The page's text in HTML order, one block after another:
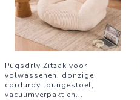
Pugsdrly Zitzak voor
volwassenen, donzige
corduroy loungestoel,
vacuümverpakt en...